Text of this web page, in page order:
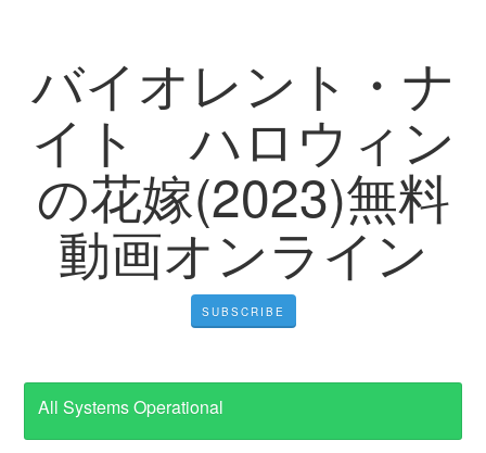
バイオレント・ナ
イト ハロウィン
の花嫁(2023)無料
動画オンライン
SUBSCRIBE
All Systems Operational